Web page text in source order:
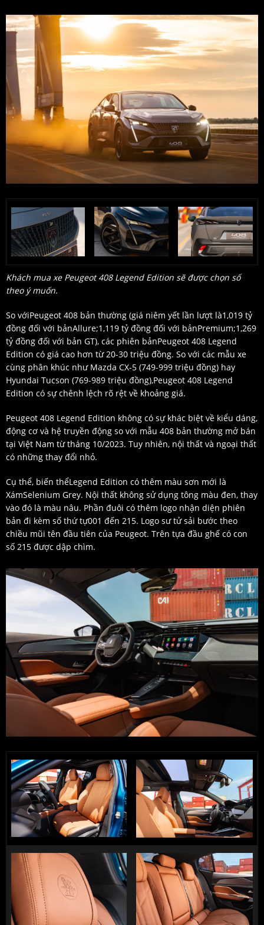
Khách mua xe Peugeot 408 Legend Edition sẽ được chọn số
theo ý muốn.
So vớiPeugeot 408 bản thường (giá niêm yết lần lượt là1,019 tỷ
đồng đối với bảnAllure;1,119 tỷ đồng đối với bảnPremium;1,269
tỷ đồng đối với bản GT), các phiên bảnPeugeot 408 Legend
Edition có giá cao hơn từ 20-30 triệu đồng. So với các mẫu xe
cùng phân khúc như Mazda CX-5 (749-999 triệu đồng) hay
Hyundai Tucson (769-989 triệu đồng),Peugeot 408 Legend
Edition có sự chênh lệch rõ rệt về khoảng giá.
Peugeot 408 Legend Edition không có sự khác biệt về kiểu dáng,
động cơ và hệ truyền động so với mẫu 408 bản thường mở bán
tại Việt Nam từ tháng 10/2023. Tuy nhiên, nội thất và ngoại thất
có những thay đổi nhỏ.
Cụ thể, biến thểLegend Edition có thêm màu sơn mới là
XámSelenium Grey. Nội thất không sử dụng tông màu đen, thay
vào đó là màu nâu. Phần đuôi có thêm logo nhận diện phiên
bản đi kèm số thứ tự001 đến 215. Logo sư tử sải bước theo
chiều mũi tên đầu tiên của Peugeot. Trên tựa đầu ghế có con
số 215 được dập chìm.